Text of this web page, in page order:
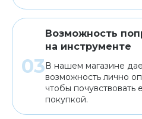
Возможность
на инструменте
В нашем магазине
возможность лично
чтобы почувствовать
покупкой.